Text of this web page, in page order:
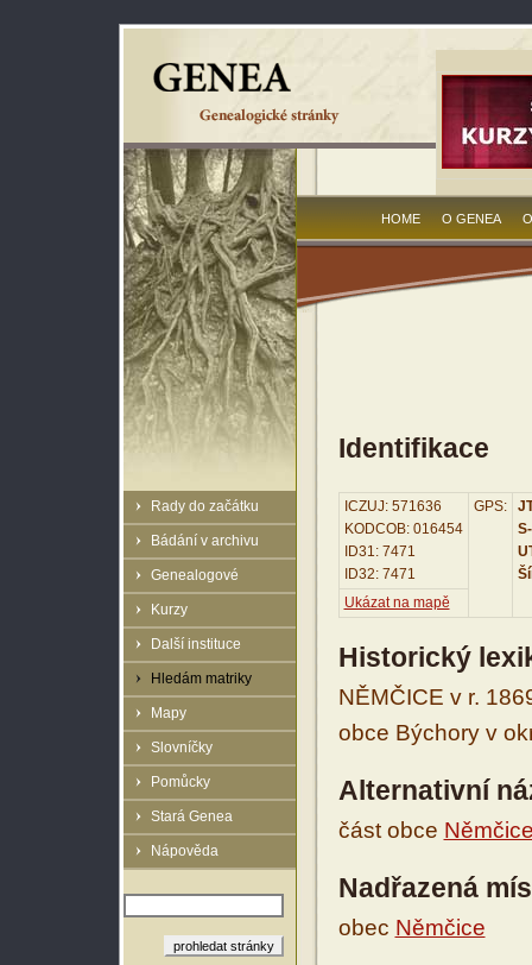
Rady do začátku
Bádání v archivu
Genealogové
Kurzy
Další instituce
Hledám matriky
Mapy
Slovníčky
Pomůcky
Stará Genea
Nápověda
HOME O GENEA
Identifikace
ICZUJ: 571636
KODCOB: 016454
ID31: 7471
ID32: 7471
GPS:
Ukázat na mapě
Historický
NĚMČICE v r.
obce Býchory v
Alternativní
část obce
Nadřazená
obec Němčice